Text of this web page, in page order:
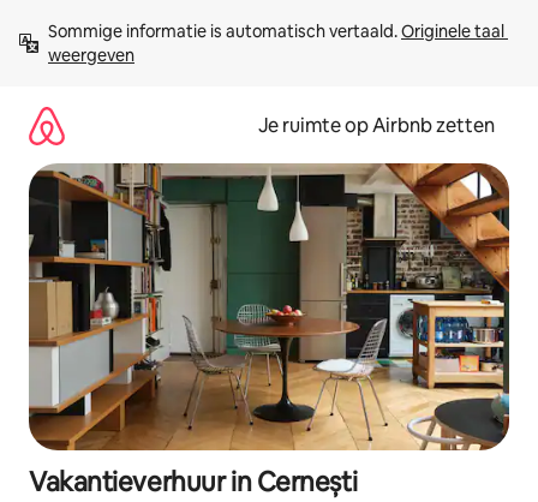
direct
naar
Sommige informatie is automatisch vertaald. Originele taal
weergeven
Je ruimte op Airbnb zetten
Vakantieverhuur in Cernești